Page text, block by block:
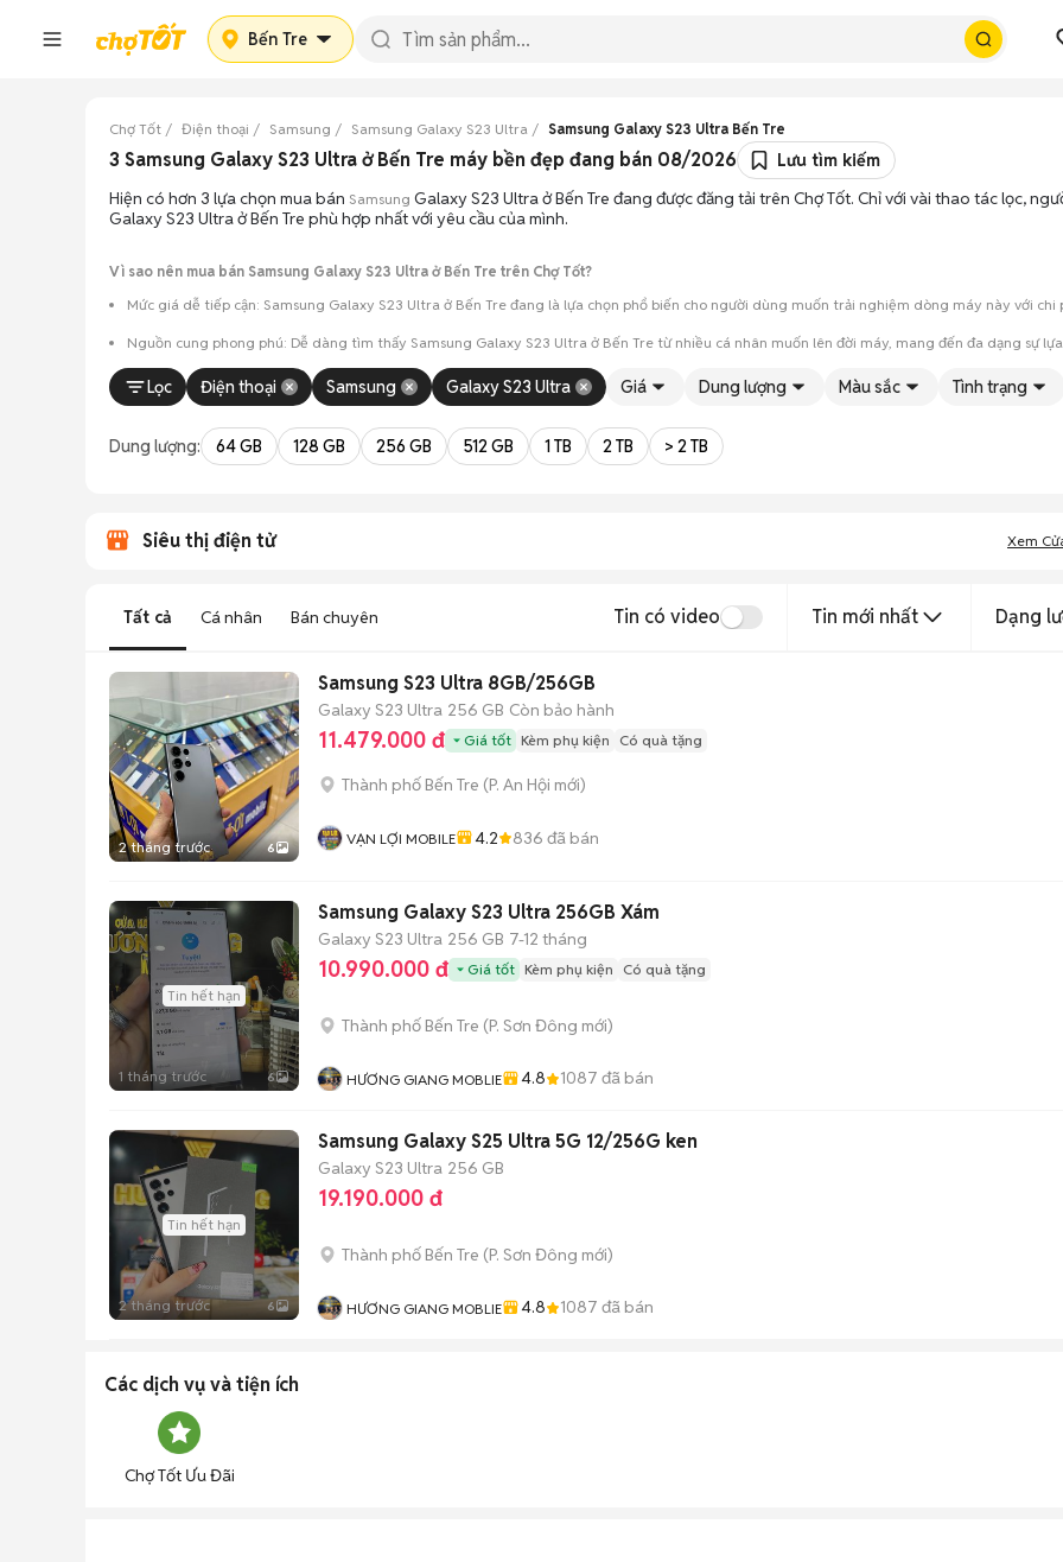
Bến Tre
Chợ Tốt Điện thoại Samsung Samsung Galaxy S23 Ultra Samsung Galaxy S23 Ultra Bến Tre
3 Samsung Galaxy S23 Ultra ở Bến Tre máy bền đẹp đang bán 08/2026
Lưu tìm kiếm
Hiện có hơn 3 lựa chọn mua bán Samsung Galaxy S23 Ultra ở Bến Tre đang được đăng tải trên Chợ Tốt. Chỉ với vài thao tác lọc,
Galaxy S23 Ultra ở Bến Tre phù hợp nhất với yêu cầu của mình.
Vì sao nên mua bán Samsung Galaxy S23 Ultra ở Bến Tre trên Chợ Tốt?
Mức giá dễ tiếp cận: Samsung Galaxy S23 Ultra ở Bến Tre đang là lựa chọn phổ biến cho người dùng muốn trải nghiệm dòng máy này với chi
Nguồn cung phong phú: Dễ dàng tìm thấy Samsung Galaxy S23 Ultra ở Bến Tre từ nhiều cá nhân muốn lên đời máy, mang đến đa dạng sự
Giao dịch minh bạch: Việc gặp gỡ trực tiếp giúp người mua đánh giá chính xác hiệu năng thực tế của máy so với mô tả trên tin
Lọc Điện thoại Samsung Galaxy S23 Ultra Giá Dung lượng Màu sắc Tình trạng
Dung lượng: 64 GB 128 GB 256 GB 512 GB 1 TB 2 TB > 2 TB
Siêu thị điện tử Xem
Tất cả Cá nhân Bán chuyên Tin có video Tin mới nhất Dạng
2 tháng trước 6
Samsung S23 Ultra 8GB/256GB
Galaxy S23 Ultra 256 GB Còn bảo hành
11.479.000 đ Giá tốt Kèm phụ kiện Có quà tặng
Thành phố Bến Tre (P. An Hội mới)
VẠN LỢI MOBILE 4.2 836 đã bán
Tin hết hạn
1 tháng trước 6
Samsung Galaxy S23 Ultra 256GB Xám
Galaxy S23 Ultra 256 GB 7-12 tháng
10.990.000 đ Giá tốt Kèm phụ kiện Có quà tặng
Thành phố Bến Tre (P. Sơn Đông mới)
HƯƠNG GIANG MOBLIE 4.8 1087 đã bán
Tin hết hạn
2 tháng trước 6
Samsung Galaxy S25 Ultra 5G 12/256G ken
Galaxy S23 Ultra 256 GB
19.190.000 đ
Thành phố Bến Tre (P. Sơn Đông mới)
HƯƠNG GIANG MOBLIE 4.8 1087 đã bán
Các dịch vụ và tiện ích
Chợ Tốt Ưu Đãi